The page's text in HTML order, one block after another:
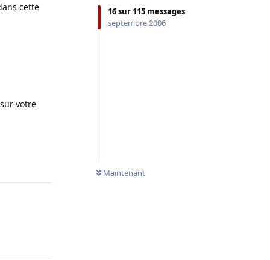
16sur 115 messages
septembre 2006
Maintenant
cette
votre